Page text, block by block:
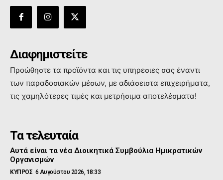
Διαφημιστείτε
Προώθηστε τα προϊόντα και τις υπηρεσιες σας έναντι
των παραδοσιακών μέσων, με αδιάσειστα επιχειρήματα,
τις χαμηλότερες τιμές και μετρήσιμα αποτελέσματα!
Τα τελευταία
Αυτά είναι τα νέα Διοικητικά Συμβούλια Ημικρατικών
Οργανισμών
ΚΥΠΡΟΣ 6 Αυγούστου 2026, 18:33